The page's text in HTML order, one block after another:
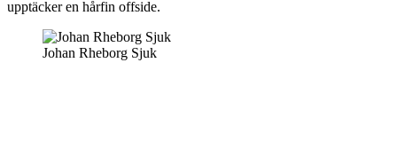
upptäcker en hårfin offside.
Johan Rheborg Sjuk